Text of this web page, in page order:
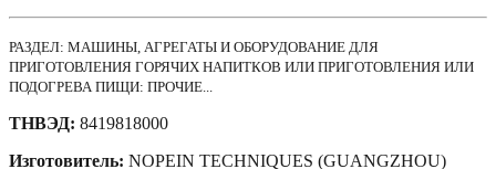
РАЗДЕЛ: МАШИНЫ, АГРЕГАТЫ И ОБОРУДОВАНИЕ ДЛЯ
ПРИГОТОВЛЕНИЯ ГОРЯЧИХ НАПИТКОВ ИЛИ ПРИГОТОВЛЕНИЯ ИЛИ
ПОДОГРЕВА ПИЩИ: ПРОЧИЕ...
ТНВЭД: 8419818000
Изготовитель: NOPEIN TECHNIQUES (GUANGZHOU)